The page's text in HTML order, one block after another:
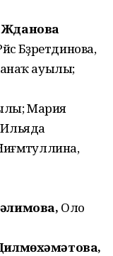
Жданова
Бәҙретдинова,
ауылы;
Мария
Оло